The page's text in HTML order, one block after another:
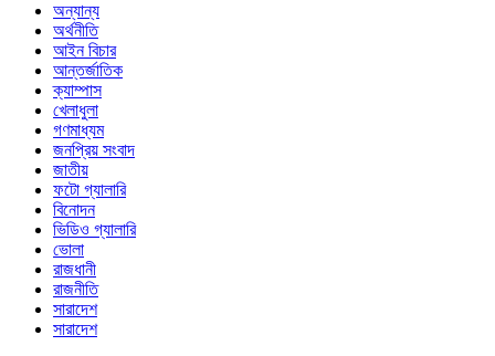
অন্যান্য
অর্থনীতি
আইন বিচার
আন্তর্জাতিক
ক্যাম্পাস
খেলাধুলা
গণমাধ্যম
জনপ্রিয় সংবাদ
জাতীয়
ফটো গ্যালারি
বিনোদন
ভিডিও গ্যালারি
ভোলা
রাজধানী
রাজনীতি
সারাদেশ
সারাদেশ